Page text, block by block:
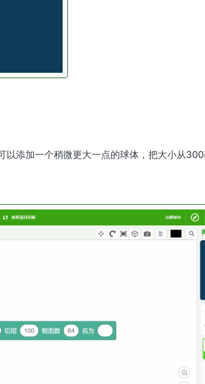
以添加一个稍微更大一点的球体，把大小从